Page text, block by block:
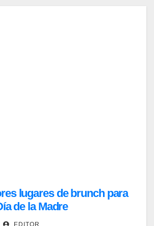
lugares de brunch para
de la Madre
EDITOR